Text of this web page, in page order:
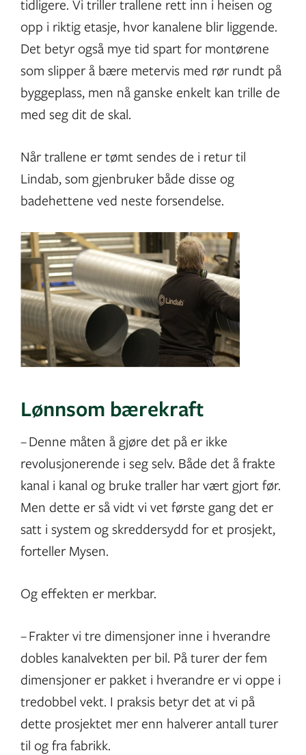
tidligere. Vi triller trallene rett inn i heisen og
opp i riktig etasje, hvor kanalene blir liggende.
Det betyr også mye tid spart for montørene
som slipper å bære metervis med rør rundt på
byggeplass, men nå ganske enkelt kan trille de
med seg dit de skal.
Når trallene er tømt sendes de i retur til
Lindab, som gjenbruker både disse og
badehettene ved neste forsendelse.
Lønnsom bærekraft
– Denne måten å gjøre det på er ikke
revolusjonerende i seg selv. Både det å frakte
kanal i kanal og bruke traller har vært gjort før.
Men dette er så vidt vi vet første gang det er
satt i system og skreddersydd for et prosjekt,
forteller Mysen.
Og effekten er merkbar.
– Frakter vi tre dimensjoner inne i hverandre
dobles kanalvekten per bil. På turer der fem
dimensjoner er pakket i hverandre er vi oppe i
tredobbel vekt. I praksis betyr det at vi på
dette prosjektet mer enn halverer antall turer
til og fra fabrikk.